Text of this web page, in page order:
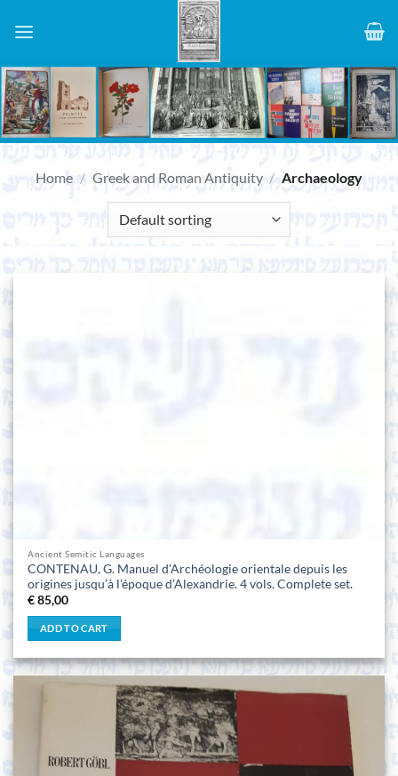
Home / Greek and Roman Antiquity / Archaeology
Ancient Semitic Languages
CONTENAU, G. Manuel d’Archéologie orientale depuis les
origines jusqu’à l’époque d’Alexandrie. 4 vols. Complete set.
€85,00
ADD TO CART